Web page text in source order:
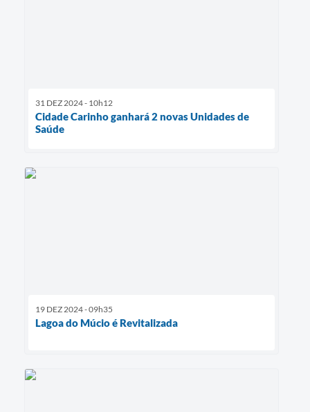
31 DEZ 2024 - 10h12
Cidade Carinho ganhará 2 novas Unidades de
Saúde
19 DEZ 2024 - 09h35
Lagoa do Múcio é Revitalizada